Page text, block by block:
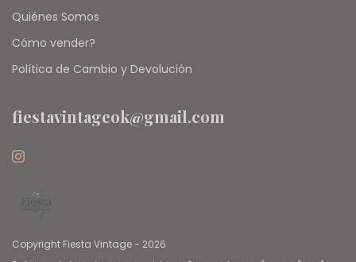
Quiénes Somos
Cómo vender?
Política de Cambio y Devolución
fiestavintageok@gmail.com
Copyright Fiesta Vintage - 2026